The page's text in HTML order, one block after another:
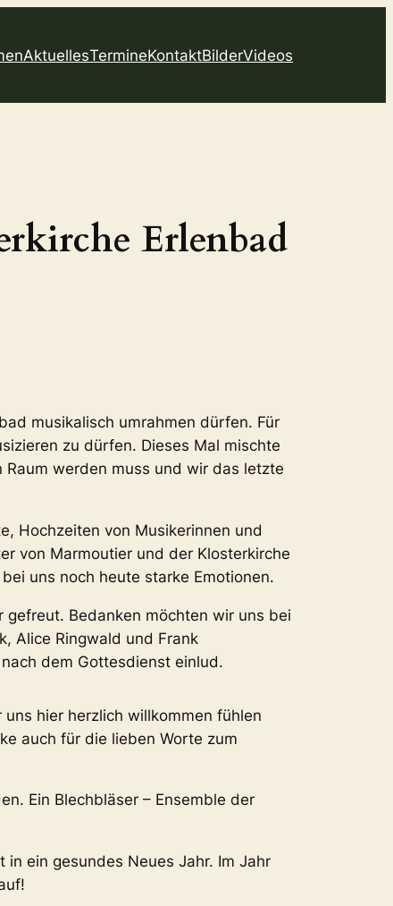
AktuellesTermineKontaktBilderVideos
Erlenbad
musikalisch umrahmen dürfen. Für
zu dürfen. Dieses Mal mischte
werden muss und wir das letzte
Hochzeiten von Musikerinnen und
von Marmoutier und der Klosterkirche
uns noch heute starke Emotionen.
Bedanken möchten wir uns bei
Alice Ringwald und Frank
dem Gottesdienst einlud.
hier herzlich willkommen fühlen
auch für die lieben Worte zum
Ein Blechbläser – Ensemble der
ein gesundes Neues Jahr. Im Jahr